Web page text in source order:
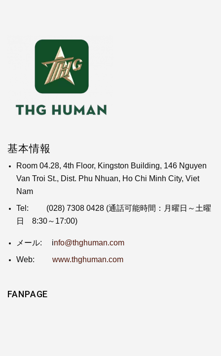
基本情報
Room 04.28, 4th Floor, Kingston Building, 146 Nguyen
Van Troi St., Dist. Phu Nhuan, Ho Chi Minh City, Viet
Nam
Tel:
(028) 7308 0428(通話可能時間：月曜日～土曜
日 8:30～17:00)
メール: info@thghuman.com
Web: www.thghuman.com
FANPAGE